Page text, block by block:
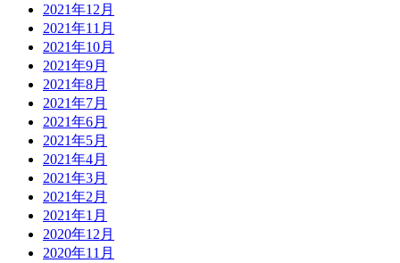
2021年12月
2021年11月
2021年10月
2021年9月
2021年8月
2021年7月
2021年6月
2021年5月
2021年4月
2021年3月
2021年2月
2021年1月
2020年12月
2020年11月